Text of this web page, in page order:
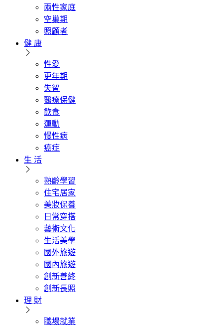
兩性家庭
空巢期
照顧者
健 康
性愛
更年期
失智
醫療保健
飲食
運動
慢性病
癌症
生 活
熟齡學習
住宅居家
美妝保養
日常穿搭
藝術文化
生活美學
國外旅遊
國內旅遊
創新善終
創新長照
理 財
職場就業